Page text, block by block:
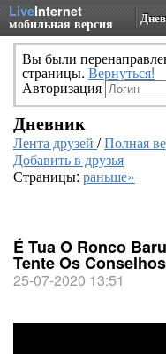
LiveInternet
мобильная версия
Вы были
страницы. Вернуться!
Авторизация
Дневник
Лента друзей /Полная
Добавить в друзья
Страницы: раньше»
É Tua O Ronco
Tente Os
25-07-2020 13:51